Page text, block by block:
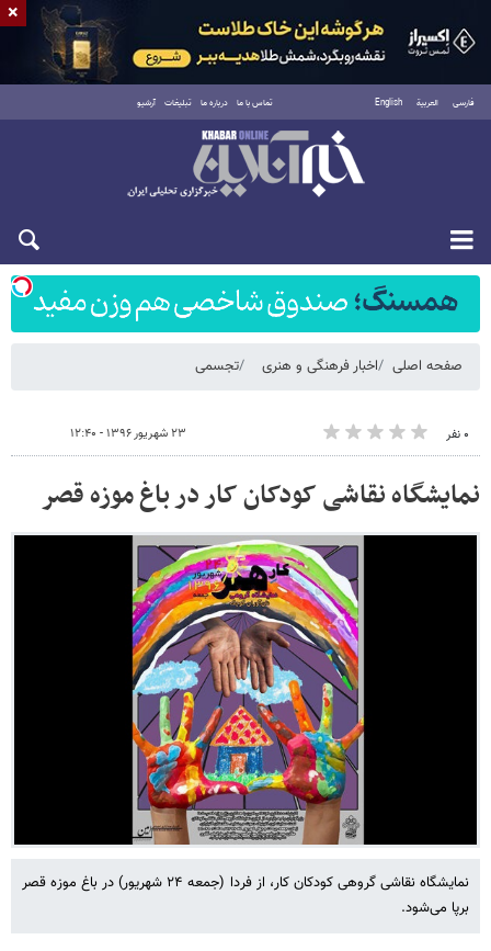
فارسی العربية English تماس با ما درباره ما تبلیغات آرشیو
شنبه ۱۷ مرداد ۱۴۰۵
صفحه اصلی اخبار فرهنگی و هنری تجسمی
۰ نفر ۲۳ شهریور ۱۳۹۶ - ۱۲:۴۰
نمایشگاه نقاشی کودکان کار در باغ موزه قصر
نمایشگاه نقاشی گروهی کودکان کار، از فردا (جمعه ۲۴ شهریور) در باغ موزه قصر
برپا می‌شود.
×